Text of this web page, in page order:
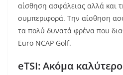
αίσθηση ασφάλειας αλλά και
συμπεριφορά. Την αίσθηση
τα πολύ δυνατά φρένα που
Euro NCAP Golf.
eTSI: Ακόμα